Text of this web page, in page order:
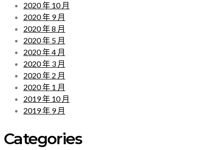
2020 年 10 月
2020 年 9 月
2020 年 8 月
2020 年 5 月
2020 年 4 月
2020 年 3 月
2020 年 2 月
2020 年 1 月
2019 年 10 月
2019 年 9 月
Categories